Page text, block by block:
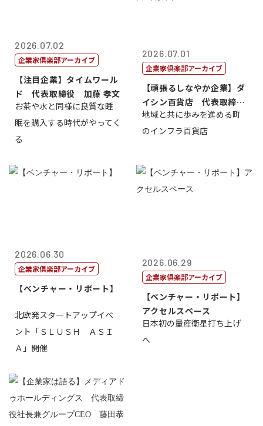
2026.07.02
企業家倶楽部アーカイブ
【注目企業】タイムワール
ド 代表取締役 加藤 孝文
お茶や水と同様に良質な睡
眠を購入する時代がやってく
る
2026.07.01
企業家倶楽部アーカイブ
【頑張るしなやか企業】ダ
イシン百貨店 代表取締役
社長 西山 ...
地域と共に歩みを進める町
のインフラ百貨店
2026.06.30
企業家倶楽部アーカイブ
【ベンチャー・リポート】
北欧発スタートアップイベ
ント「ＳＬＵＳＨ ＡＳＩ
Ａ」開催
2026.06.29
企業家倶楽部アーカイブ
【ベンチャー・リポート】
アクセルスペース
日本初の量産衛星打ち上げ
へ